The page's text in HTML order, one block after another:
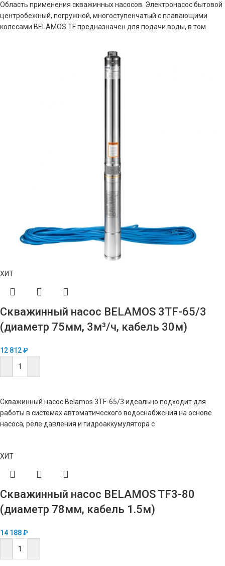
Область применения скважинных насосов. Электронасос бытовой
центробежный, погружной, многоступенчатый c плавающими
колесами BELAMOS TF предназначен для подачи воды, в том
ХИТ
Скважинный насос BELAMOS 3TF-65/3
(диаметр 75мм, 3м³/ч, кабель 30м)
12 812₽
Скважинный насос Belamos 3TF-65/3 идеально подходит для
работы в системах автоматического водоснабжения на основе
насоса, реле давления и гидроаккумулятора с
ХИТ
Скважинный насос BELAMOS TF3-80
(диаметр 78мм, кабель 1.5м)
14 188₽